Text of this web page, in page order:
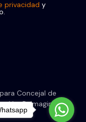
privacidad y
Concejal de
by ReImagine